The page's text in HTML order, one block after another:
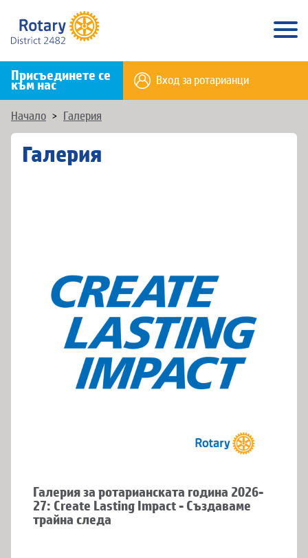
Присъединете се
към нас Вход за ротарианци
Начало > Галерия
Галерия
Галерия за ротарианската година 2026-
27: Create Lasting Impact - Създаваме
трайна следа